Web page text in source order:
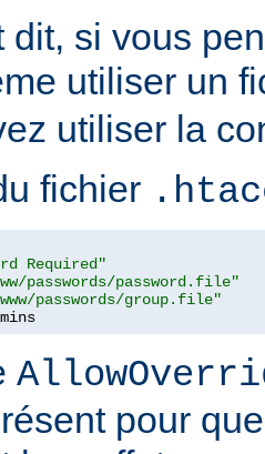
dit, si vous
utiliser un
utiliser la
fichier
Required"
passwords/password.file"
passwords/group.file"
pour